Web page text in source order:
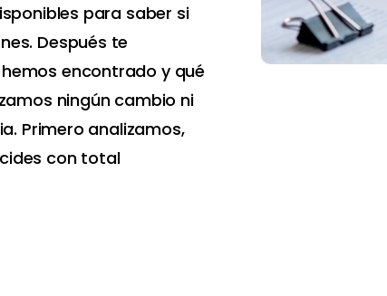
o disminuir el volumen.
para saber si
Después te
encontrado y qué
ningún cambio ni
Primero analizamos,
con total